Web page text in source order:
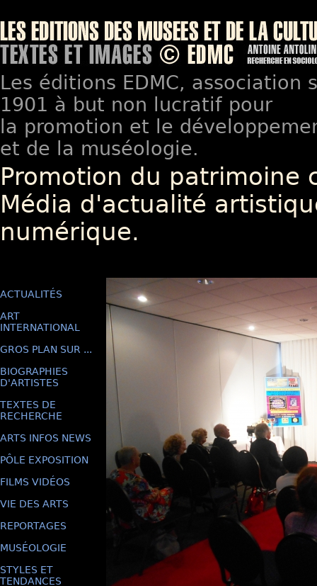
Les éditions EDMC, association
1901 à but non lucratif pour
la promotion et le
et de la muséologie.
Promotion du patrimoine
Média d'actualité
numérique.
ACTUALITÉS
ART
INTERNATIONAL
GROS PLAN SUR ...
BIOGRAPHIES
D'ARTISTES
TEXTES DE
RECHERCHE
ARTS INFOS NEWS
PÔLE EXPOSITION
FILMS VIDÉOS
VIE DES ARTS
REPORTAGES
MUSÉOLOGIE
STYLES ET
TENDANCES